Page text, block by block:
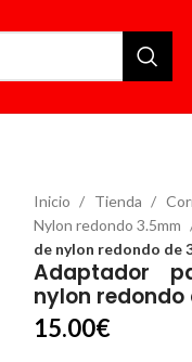
Inicio Tienda
Nylon redondo 3.5mm
de nylon redondo de
Adaptador
nylon redondo
15.00€